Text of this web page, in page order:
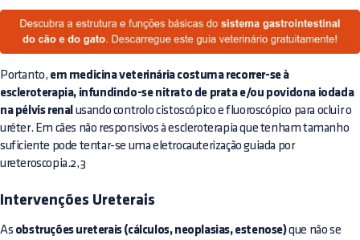
Portanto, em medicina veterinária costuma recorrer-se à
escleroterapia, infundindo-se nitrato de prata e/ou povidona iodada
na pélvis renal usando controlo cistoscópico e fluoroscópico para ocluir o
uréter. Em cães não responsivos à escleroterapia que tenham tamanho
suficiente pode tentar-se uma eletrocauterização guiada por
ureteroscopia.2,3
Intervenções Ureterais
As obstruções ureterais (cálculos, neoplasias, estenose)que não se